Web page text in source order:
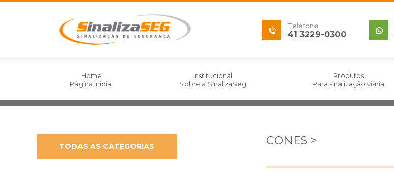
Telefone
41 3229-0300
Home
Página inicial
Institucional
Sobre a SinalizaSeg
Produtos
Para sinalização viária
TODAS AS CATEGORIAS CONES >